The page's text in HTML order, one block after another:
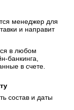
менеджер для
и направит
в любом
банкинга,
в счете.
состав и даты